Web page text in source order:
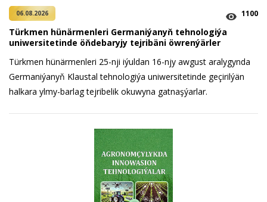
06.08.2026 1100
Türkmen hünärmenleri Germaniýanyň tehnologiýa
uniwersitetinde öňdebaryjy tejribäni öwrenýärler
Türkmen hünärmenleri 25-nji iýuldan 16-njy awgust aralygynda
Germaniýanyň Klaustal tehnologiýa uniwersitetinde geçirilýän
halkara ylmy-barlag tejribelik okuwyna gatnaşýarlar.